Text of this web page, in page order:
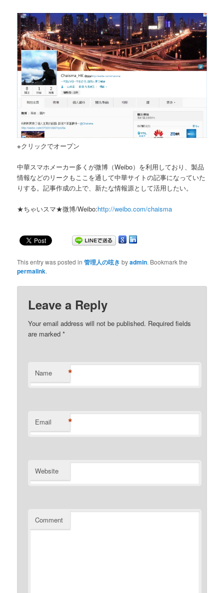
※クリックでオープン
中華スマホメーカー多くが微博（Weibo）を利用しており、製品
情報などのリークもここを通して中華サイトの記事になっていた
りする。記事作成の上で、新たな情報源として活用したい。
★ちゃいスマ★微博/Weibo:http://weibo.com/chaisma
This entry was posted in管理人の呟き byadmin. Bookmark the
permalink.
Leave a Reply
Your email address will not be published. Required fields
are marked*
Name *
Email *
Website
Comment